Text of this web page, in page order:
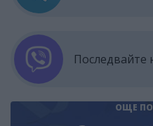
Последвайте
ОЩЕ